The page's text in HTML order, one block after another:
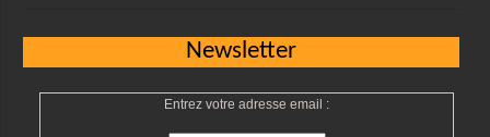
Newsletter
Entrez votre adresse email :